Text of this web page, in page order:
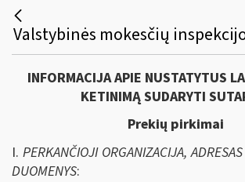
INFORMACIJA APIE NUSTATYTUS
KETINIMĄ SUDARYTI
Prekių pirkimai
I. PERKANČIOJI ORGANIZACIJA,
DUOMENYS: